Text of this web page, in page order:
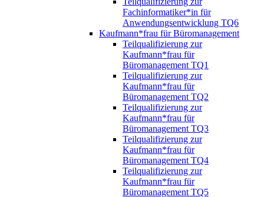
Fachinformatiker*in für
Anwendungsentwicklung TQ6
Kaufmann*frau für Büromanagement
Teilqualifizierung zur
Kaufmann*frau für
Büromanagement TQ1
Teilqualifizierung zur
Kaufmann*frau für
Büromanagement TQ2
Teilqualifizierung zur
Kaufmann*frau für
Büromanagement TQ3
Teilqualifizierung zur
Kaufmann*frau für
Büromanagement TQ4
Teilqualifizierung zur
Kaufmann*frau für
Büromanagement TQ5